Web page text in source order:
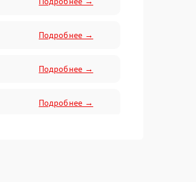
Подробнее →
Подробнее →
Подробнее →